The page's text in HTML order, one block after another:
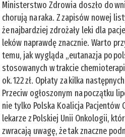
Ministerstwo Zdrowia doszło do
chorują na raka. Z zapisów nowej
że najbardziej zdrożały leki dla
leków naprawdę znacznie. Warto
temu, jak wygląda „eutanazja po
stosowanych w trakcie
ok. 122 zł. Opłaty za kilka
Przeciw ogłoszonym na początku
nie tylko Polska Koalicja Pacjentów
lekarze z Polskiej Unii Onkologii,
zwracają uwagę, że tak znaczne